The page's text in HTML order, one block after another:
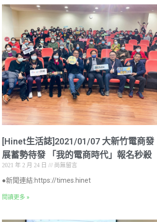
[Hinet生活誌]2021/01/07 大新竹電商發
展蓄勢待發 「我的電商時代」報名秒殺
2021 年 2 月 24 日 尚無留言
●新聞連結:https://times.hinet
閱讀更多 »